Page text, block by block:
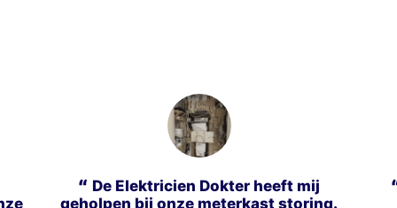
De Elektricien Dokter heeft mij
geholpen bij onze meterkast storing.